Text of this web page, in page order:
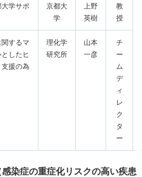
学サポ
京都大
学
上野
英樹
教
授
するマ
したヒ
支援の為
理化学
研究所
山本
一彦
チ
ー
ム
デ
ィ
レ
ク
タ
ー
染症の重症化リスクの高い疾患